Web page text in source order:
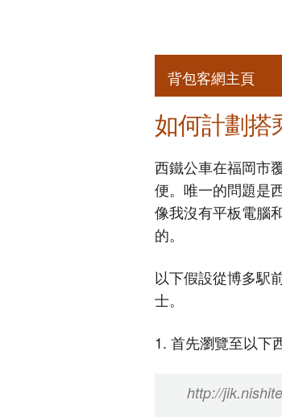
背包客網主頁
如何計劃搭
西鐵公車在福岡市
便。唯一的問題是
像我沒有平板電腦
的。
以下假設從博多駅
士。
1. 首先瀏覽至以下
http://